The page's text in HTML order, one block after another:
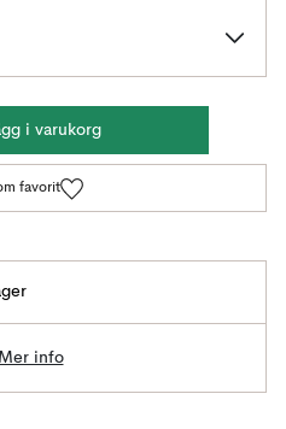
i varukorg
favorit
Mer info